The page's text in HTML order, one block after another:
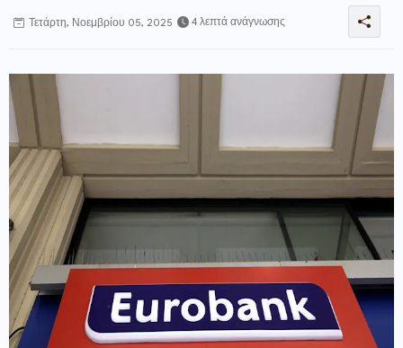
Τετάρτη, Νοεμβρίου 05, 2025 4 λεπτά ανάγνωσης